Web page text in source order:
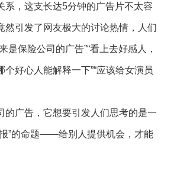
系，这支长达5分钟的广告片不太容
然引发了网友极大的讨论热情，人们
是保险公司的广告”“看上去好感人，
个好心人能解释一下”“应该给女演员
的广告，它想要引发人们思考的是一
”的命题——给别人提供机会，才能